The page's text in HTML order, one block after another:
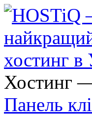
Хостинг
Панель